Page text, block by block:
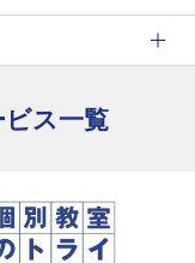
ビス一覧